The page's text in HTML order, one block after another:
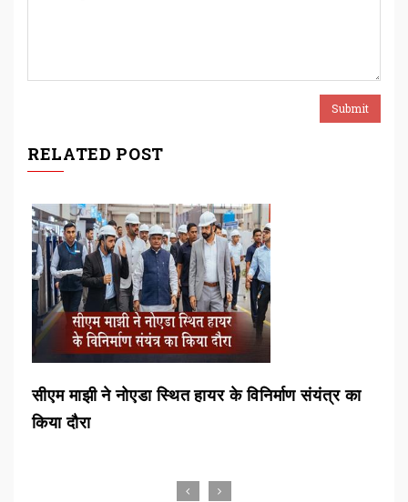
RELATED POST
का
एटीएम से मिलेगा अनाज, रायपुर समेत तीन शहरों में ग्रेन
एटीएम शुरू